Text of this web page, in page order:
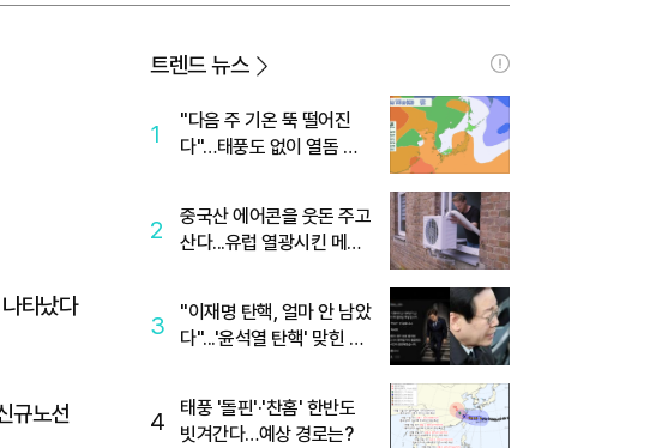
트
트
타났다
규노선
트렌드 뉴스
1
"다음 주 기온 뚝 떨어진
다"…태풍도 없이 열돔 박
2
중국산 에어콘을 웃돈 주고
산다...유럽 열광시킨 메이
3
"이재명 탄핵, 얼마 안 남았
다"...'윤석열 탄핵' 맞힌 무
4
태풍 '돌핀'·'찬홈' 한반도
빗겨간다…예상 경로는?